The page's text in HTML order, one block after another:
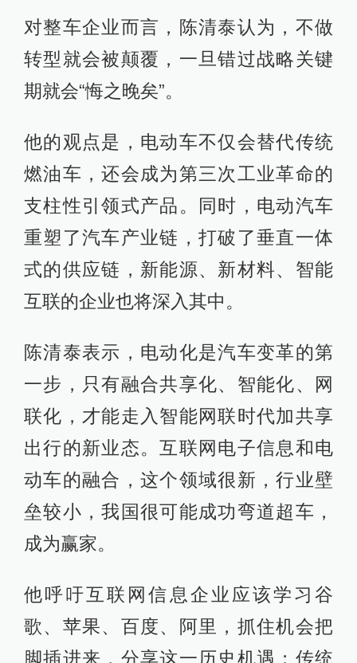
对整车企业而言，陈清泰认为，不做
转型就会被颠覆，一旦错过战略关键
期就会“悔之晚矣”。
他的观点是，电动车不仅会替代传统
燃油车，还会成为第三次工业革命的
支柱性引领式产品。同时，电动汽车
重塑了汽车产业链，打破了垂直一体
式的供应链，新能源、新材料、智能
互联的企业也将深入其中。
陈清泰表示，电动化是汽车变革的第
一步，只有融合共享化、智能化、网
联化，才能走入智能网联时代加共享
出行的新业态。互联网电子信息和电
动车的融合，这个领域很新，行业壁
垒较小，我国很可能成功弯道超车，
成为赢家。
他呼吁互联网信息企业应该学习谷
歌、苹果、百度、阿里，抓住机会把
脚插进来，分享这一历史机遇；传统